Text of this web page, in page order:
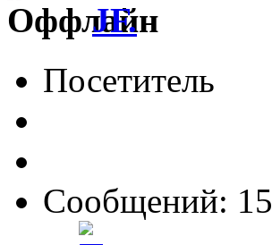
JF.
Посетитель
Сообщений: 15